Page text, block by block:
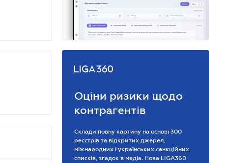
Оціни ризики щодо
контрагентів
Склади повну картину на основі 300
реєстрів та відкритих джерел,
міжнародних і українських санкційних
списків, згадок в медіа. Нова LIGA360